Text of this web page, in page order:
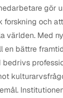
gör
forskning och
världen. Med
en bättre